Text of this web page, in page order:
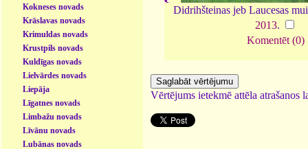
Kokneses novads
Krāslavas novads
Krimuldas novads
Krustpils novads
Kuldīgas novads
Lielvārdes novads
Liepāja
Līgatnes novads
Limbažu novads
Līvānu novads
Lubānas novads
Didrihšteinas jeb Laucesas
2013.
Komentēt (0)
Vērtējums ietekmē attēla atrašanos